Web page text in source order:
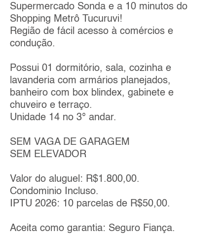
Supermercado Sonda e a 10 minutos do
Shopping Metrô Tucuruvi!
Região de fácil acesso à comércios e
condução.
Possui 01 dormitório, sala, cozinha e
lavanderia com armários planejados,
banheiro com box blindex, gabinete e
chuveiro e terraço.
Unidade 14 no 3° andar.
SEM VAGA DE GARAGEM
SEM ELEVADOR
Valor do aluguel: R$1.800,00.
Condominio Incluso.
IPTU 2026: 10 parcelas de R$50,00.
Aceita como garantia: Seguro Fiança.